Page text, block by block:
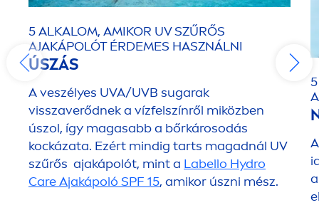
5 ALKALOM, AMIKOR UV SZŰRŐS
AJAKÁPOLÓT ÉRDEMES HASZNÁLNI
ÚSZÁS
A veszélyes UVA/UVB sugarak
visszaverődnek a vízfelszínről miközben
úszol, így magasabb a bőrkárosodás
kockázata. Ezért mindig tarts magadnál UV
szűrős ajakápolót, mint a Labello Hydro
CareAjakápoló SPF 15, amikor úszni mész.